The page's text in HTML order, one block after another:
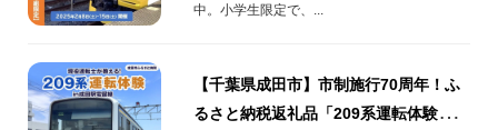
中。小学生限定で、...
【千葉県成田市】市制施行70周年！ふ
るさと納税返礼品「209系運転体験」を